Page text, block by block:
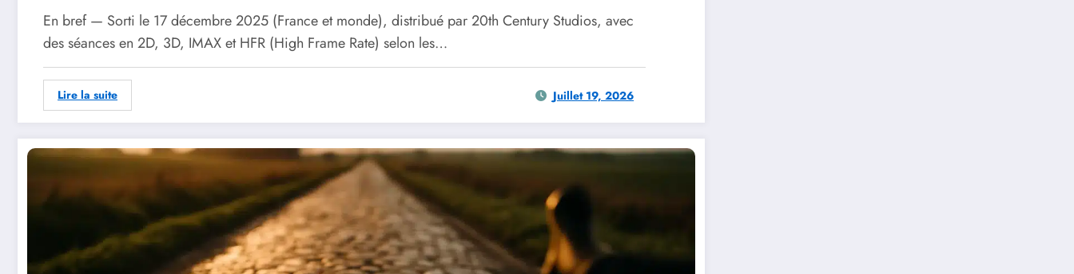
En bref — Sorti le 17 décembre 2025 (France et monde), distribué par 20th Century Studios, avec
des séances en 2D, 3D, IMAX et HFR (High Frame Rate) selon les…
Lire la suite Juillet 19, 2026